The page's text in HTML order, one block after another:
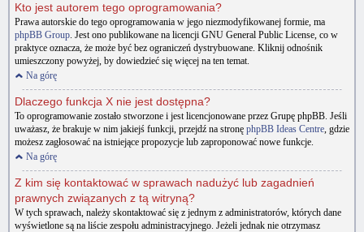
Kto jest autorem tego oprogramowania?
Prawa autorskie do tego oprogramowania w jego niezmodyfikowanej formie, ma
phpBB Group. Jest ono publikowane na licencji GNU General Public License, co w
praktyce oznacza, że może być bez ograniczeń dystrybuowane. Kliknij odnośnik
umieszczony powyżej, by dowiedzieć się więcej na ten temat.
Na górę
Dlaczego funkcja X nie jest dostępna?
To oprogramowanie zostało stworzone i jest licencjonowane przez Grupę phpBB. Jeśli
uważasz, że brakuje w nim jakiejś funkcji, przejdź na stronę phpBB Ideas Centre, gdzie
możesz zagłosować na istniejące propozycje lub zaproponować nowe funkcje.
Na górę
Z kim się kontaktować w sprawach nadużyć lub zagadnień
prawnych związanych z tą witryną?
W tych sprawach, należy skontaktować się z jednym z administratorów, których dane
wyświetlone są na liście zespołu administracyjnego. Jeżeli jednak nie otrzymasz